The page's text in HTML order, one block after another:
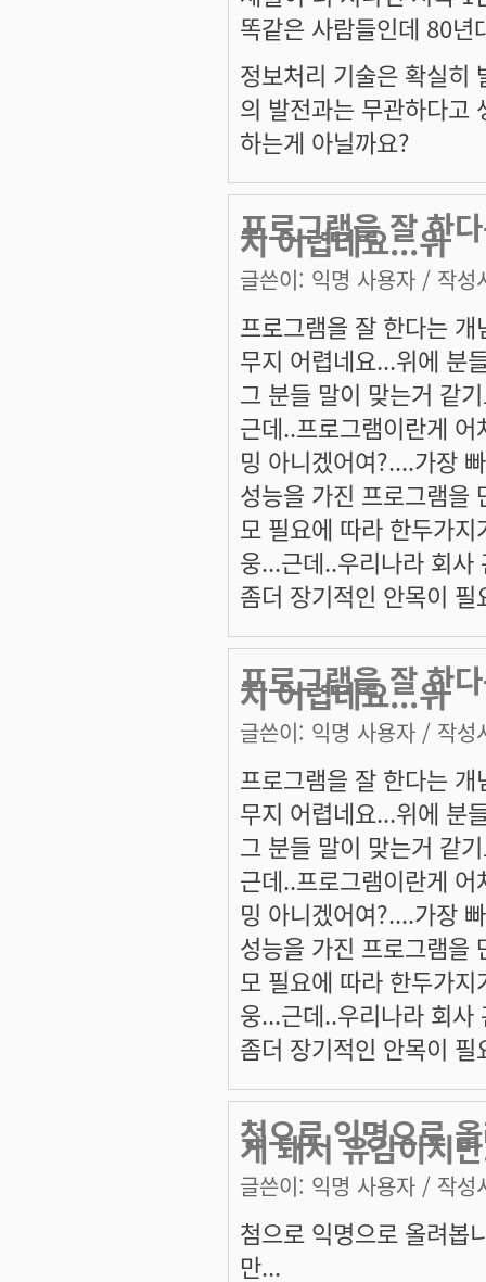
똑같은 사람들인데 80
정보처리 기술은 확실히
의 발전과는 무관하다고
하는게 아닐까요?
프로그램을 잘 한
지 어렵네요...위
글쓴이: 익명 사용자 / 작성
프로그램을 잘 한다는
무지 어렵네요...위에 분
그 분들 말이 맞는거 같
근데..프로그램이란게
밍 아니겠어여?....가장
성능을 가진 프로그램을
모 필요에 따라 한두가
웅...근데..우리나라 회
좀더 장기적인 안목이
프로그램을 잘 한
지 어렵네요...위
글쓴이: 익명 사용자 / 작성
프로그램을 잘 한다는
무지 어렵네요...위에 분
그 분들 말이 맞는거 같
근데..프로그램이란게
밍 아니겠어여?....가장
성능을 가진 프로그램을
모 필요에 따라 한두가
웅...근데..우리나라 회
좀더 장기적인 안목이
첨으로 익명으로
게 돼서 유감이지
글쓴이: 익명 사용자 / 작성
첨으로 익명으로 올려봅
만...